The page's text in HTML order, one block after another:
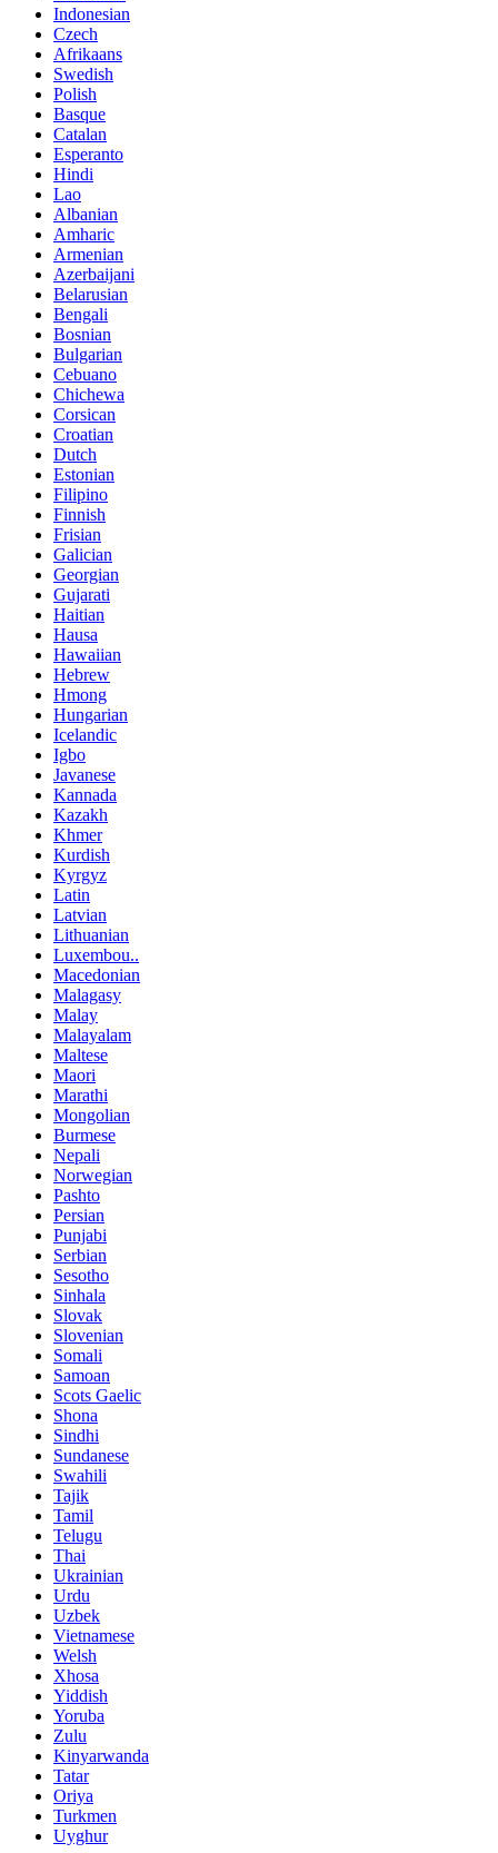
Indonesian
Czech
Afrikaans
Swedish
Polish
Basque
Catalan
Esperanto
Hindi
Lao
Albanian
Amharic
Armenian
Azerbaijani
Belarusian
Bengali
Bosnian
Bulgarian
Cebuano
Chichewa
Corsican
Croatian
Dutch
Estonian
Filipino
Finnish
Frisian
Galician
Georgian
Gujarati
Haitian
Hausa
Hawaiian
Hebrew
Hmong
Hungarian
Icelandic
Igbo
Javanese
Kannada
Kazakh
Khmer
Kurdish
Kyrgyz
Latin
Latvian
Lithuanian
Luxembou..
Macedonian
Malagasy
Malay
Malayalam
Maltese
Maori
Marathi
Mongolian
Burmese
Nepali
Norwegian
Pashto
Persian
Punjabi
Serbian
Sesotho
Sinhala
Slovak
Slovenian
Somali
Samoan
Scots Gaelic
Shona
Sindhi
Sundanese
Swahili
Tajik
Tamil
Telugu
Thai
Ukrainian
Urdu
Uzbek
Vietnamese
Welsh
Xhosa
Yiddish
Yoruba
Zulu
Kinyarwanda
Tatar
Oriya
Turkmen
Uyghur